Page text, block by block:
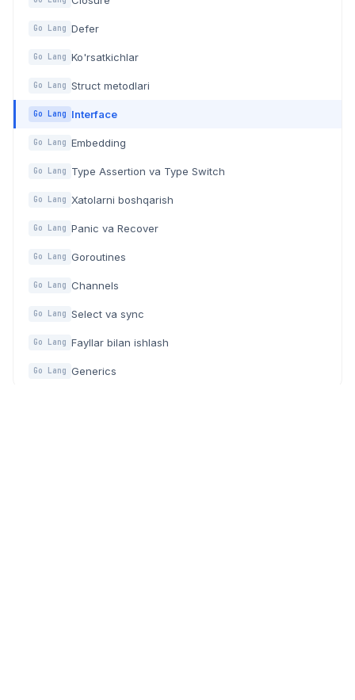
Go Lang Defer
Go Lang Ko'rsatkichlar
Go Lang Struct metodlari
Go Lang Interface
Go Lang Embedding
Go Lang Type Assertion va Type Switch
Go Lang Xatolarni boshqarish
Go Lang Panic va Recover
Go Lang Goroutines
Go Lang Channels
Go Lang Select va sync
Go Lang Fayllar bilan ishlash
Go Lang Generics